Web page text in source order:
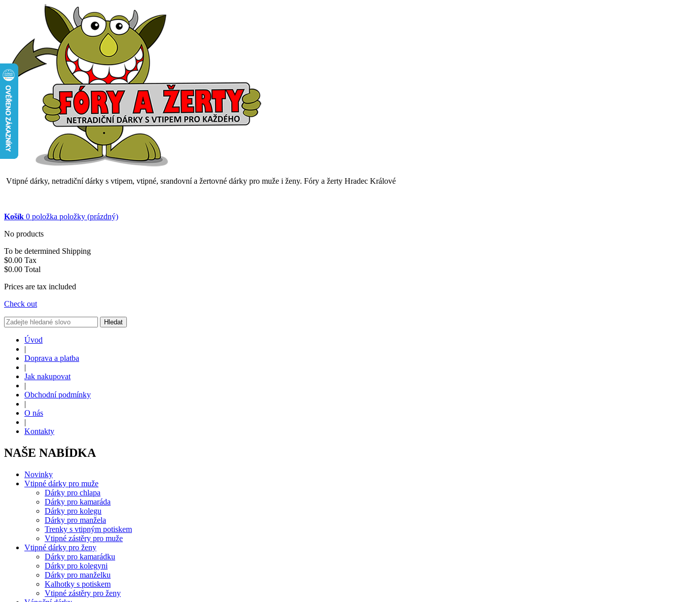
Vtipné dárky, netradiční dárky s vtipem, vtipné, srandovní a žertovné dárky pro muže i ženy. Fóry a žerty Hradec Králové
Košík 0 položka položky (prázdný)
No products
To be determined Shipping
$0.00 Tax
$0.00 Total
Prices are tax included
Check out
Hledat
Úvod
|
Doprava a platba
|
Jak nakupovat
|
Obchodní podmínky
|
O nás
|
Kontakty
NAŠE NABÍDKA
Novinky
Vtipné dárky pro muže
Dárky pro chlapa
Dárky pro kamaráda
Dárky pro kolegu
Dárky pro manžela
Trenky s vtipným potiskem
Vtipné zástěry pro muže
Vtipné dárky pro ženy
Dárky pro kamarádku
Dárky pro kolegyni
Dárky pro manželku
Kalhotky s potiskem
Vtipné zástěry pro ženy